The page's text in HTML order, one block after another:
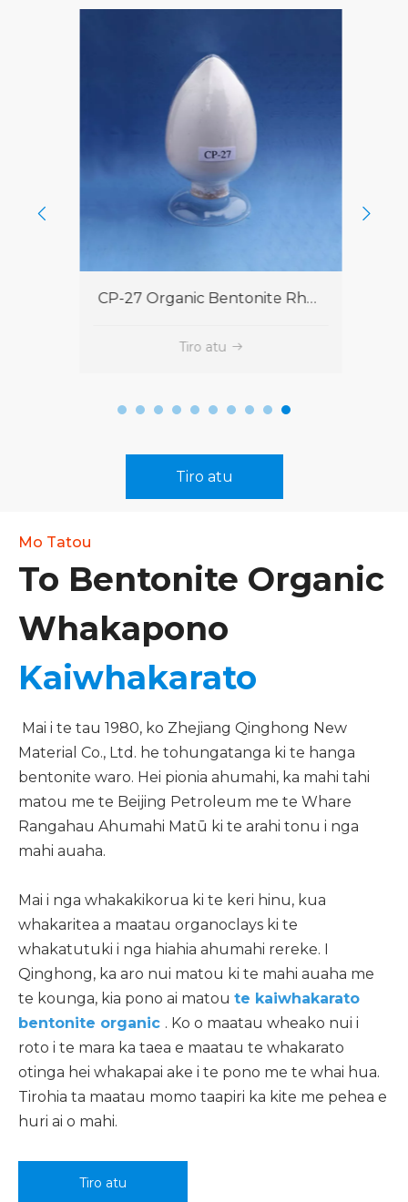
801-C Organic Bentonite Rheological Additive
Tiro atu
Tiro atu
Mo Tatou
To Bentonite Organic
Whakapono
Kaiwhakarato
Mai i te tau 1980, ko Zhejiang Qinghong New
Material Co., Ltd. he tohungatanga ki te hanga
bentonite waro. Hei pionia ahumahi, ka mahi tahi
matou me te Beijing Petroleum me te Whare
Rangahau Ahumahi Matū ki te arahi tonu i nga
mahi auaha.
Mai i nga whakakikorua ki te keri hinu, kua
whakaritea a maatau organoclays ki te
whakatutuki i nga hiahia ahumahi rereke. I
Qinghong, ka aro nui matou ki te mahi auaha me
te kounga, kia pono ai matou te kaiwhakarato
bentonite organic . Ko o maatau wheako nui i
roto i te mara ka taea e maatau te whakarato
otinga hei whakapai ake i te pono me te whai hua.
Tirohia ta maatau momo taapiri ka kite me pehea e
huri ai o mahi.
Tiro atu